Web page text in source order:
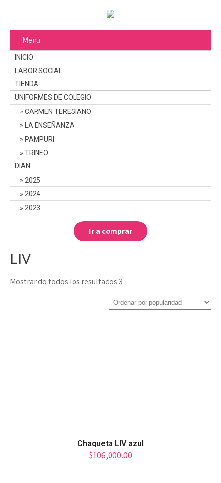
Menu
INICIO
LABOR SOCIAL
TIENDA
UNIFORMES DE COLEGIO
CARMEN TERESIANO
LA ENSEÑANZA
PAMPURI
TRINEO
DIAN
2025
2024
2023
Ir a comprar
LIV
Mostrando todos los resultados 3
Chaqueta LIV azul
$106,000.00